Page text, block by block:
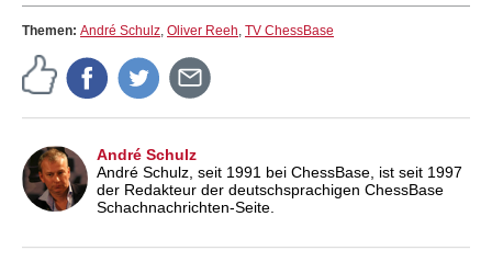
Themen: André Schulz, Oliver Reeh, TV ChessBase
André Schulz
André Schulz, seit 1991 bei ChessBase, ist seit 1997
der Redakteur der deutschsprachigen ChessBase
Schachnachrichten-Seite.